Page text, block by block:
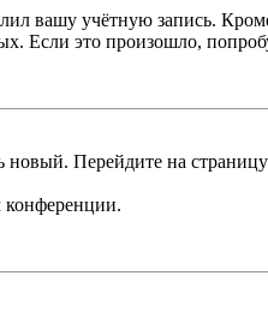
вашу учётную запись.
это произошло,
новый. Перейдите на
конференции.